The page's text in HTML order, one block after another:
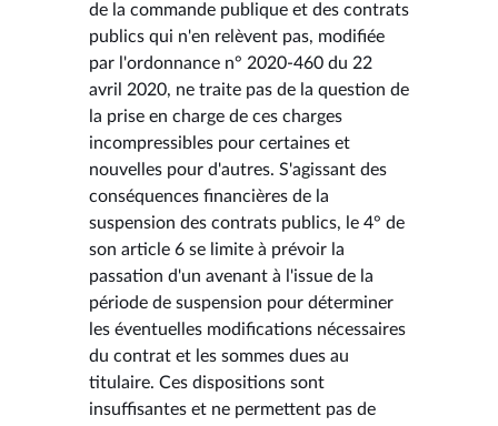
de la commande publique et des contrats
publics qui n'en relèvent pas, modifiée
par l'ordonnance n° 2020-460 du 22
avril 2020, ne traite pas de la question de
la prise en charge de ces charges
incompressibles pour certaines et
nouvelles pour d'autres. S'agissant des
conséquences financières de la
suspension des contrats publics, le 4° de
son article 6 se limite à prévoir la
passation d'un avenant à l'issue de la
période de suspension pour déterminer
les éventuelles modifications nécessaires
du contrat et les sommes dues au
titulaire. Ces dispositions sont
insuffisantes et ne permettent pas de